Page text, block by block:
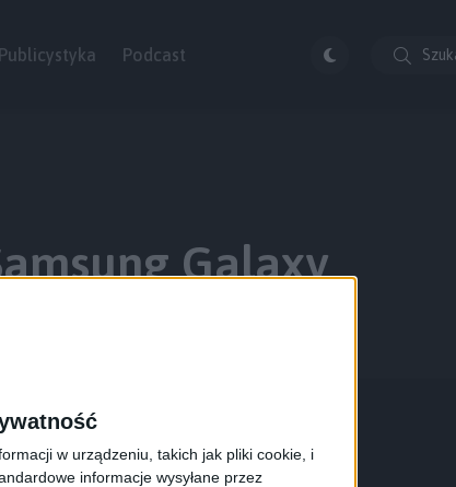
w urządzeniu, takich jak pliki cookie, i
informacje wysyłane przez
Publicystyka Podcast
Galaxy